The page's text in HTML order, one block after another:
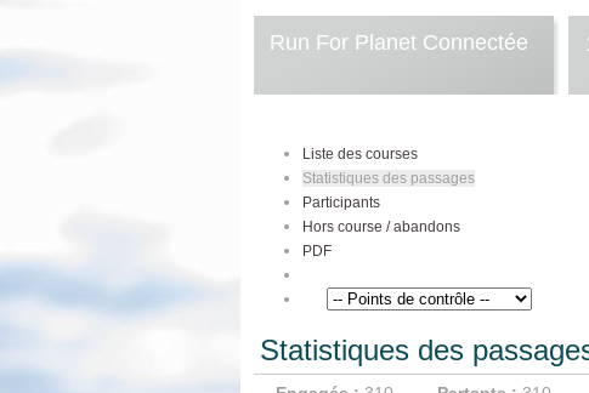
Run For Planet Connectée
Liste des courses
Statistiques des passages
Participants
Hors course / abandons
PDF
Statistiques des